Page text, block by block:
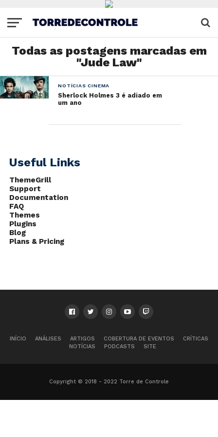
Todas as postagens marcadas em
"Jude Law"
NOTÍCIAS CINEMA
Sherlock Holmes 3 é adiado em
um ano
Useful Links
ThemeGrill
Support
Documentation
FAQ
Themes
Plugins
Blog
Plans & Pricing
INÍCIO ANÁLISES ARTIGOS COBERTURA DE EVENTOS
CRÍTICAS
NOTÍCIAS
PODCASTS SITE
Copyright © 2018 - 2022 Torre de Controle